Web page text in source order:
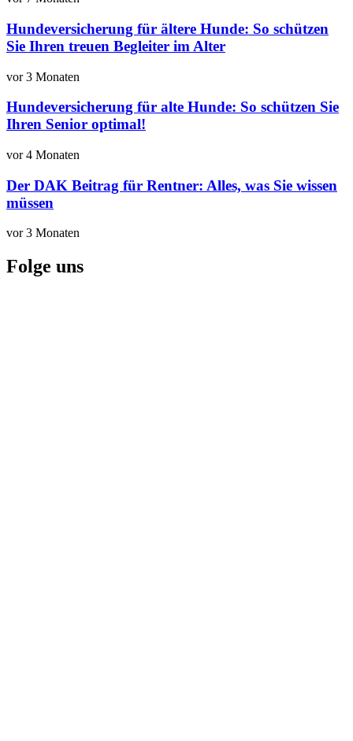
Hundeversicherung für ältere Hunde: So schützen
Sie Ihren treuen Begleiter im Alter
vor 3 Monaten
Hundeversicherung für alte Hunde: So schützen Sie
Ihren Senior optimal!
vor 4 Monaten
Der DAK Beitrag für Rentner: Alles, was Sie wissen
müssen
vor 3 Monaten
Folge uns